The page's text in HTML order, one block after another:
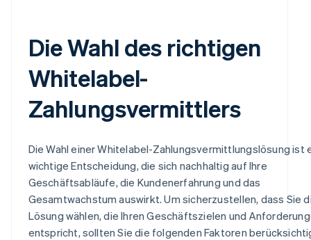
Die Wahl des richtigen
Whitelabel-
Zahlungsvermittlers
Die Wahl einer Whitelabel-Zahlungsvermittlungslösung ist
wichtige Entscheidung, die sich nachhaltig auf Ihre
Geschäftsabläufe, die Kundenerfahrung und das
Gesamtwachstum auswirkt. Um sicherzustellen, dass Sie
Lösung wählen, die Ihren Geschäftszielen und
entspricht, sollten Sie die folgenden Faktoren